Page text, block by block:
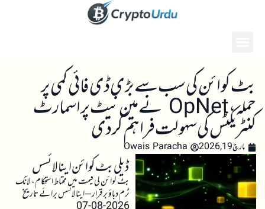
بٹ کوائن کی سب سے بڑی ڈی فائی کمی پر
حملہ، OpNet نے مین نیٹ پر اسمارٹ
کنٹریکٹس کی سہولت فراہم کر دی
مارچ 19, 2026 Owais Paracha
ڈیلی بٹ کوائن اینالائسس
بٹ کوائن کی قیمت میں محتاط استحکام، لانگ
ٹرم دباؤ برقرار – اینالائسس برائے تاریخ